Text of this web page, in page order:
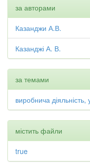
за авторами
Казанджи А.В.
Казанджі А. В.
за темами
виробнича діяльність,
містить файли
true